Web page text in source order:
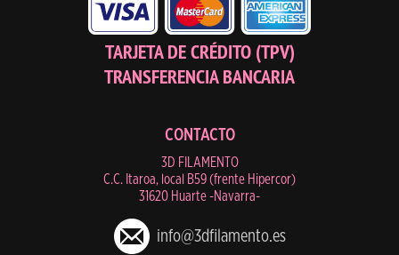
TARJETA DE CRÉDITO (TPV)
TRANSFERENCIA BANCARIA
CONTACTO
3D FILAMENTO
C.C. Itaroa, local B59 (frente Hipercor)
31620 Huarte -Navarra-
info@3dfilamento.es